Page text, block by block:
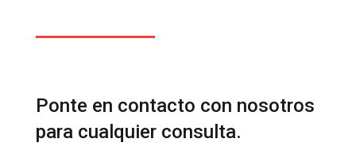
Ponte en contacto con nosotros
para cualquier consulta.